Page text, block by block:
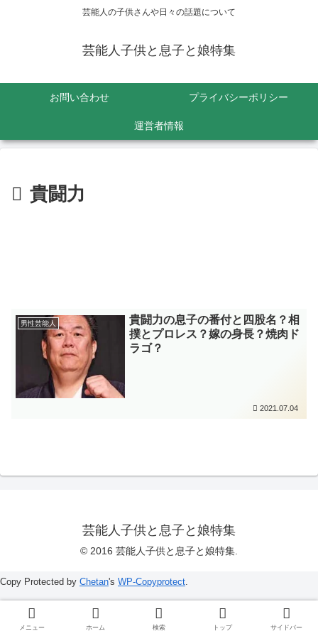
芸能人の子供さんや日々の話題について
芸能人子供と息子と娘特集
お問い合わせ プライバシーポリシー
運営者情報
貴闘力
男性芸能人
貴闘力の息子の番付と四股名？相
撲とプロレス？嫁の身長？焼肉ド
ラゴ？
2021.07.04
芸能人子供と息子と娘特集
© 2016 芸能人子供と息子と娘特集.
メニュー ホーム 検索 トップ サイドバー
Copy Protected by Chetan's WP-Copyprotect